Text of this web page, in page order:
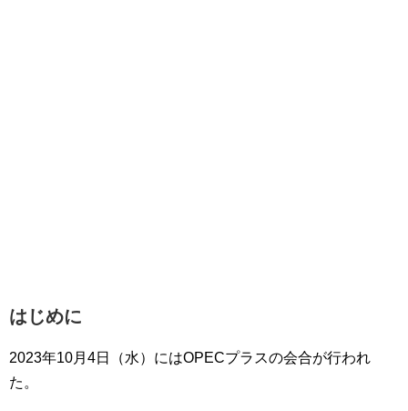
はじめに
2023年10月4日（水）にはOPECプラスの会合が行われ
た。